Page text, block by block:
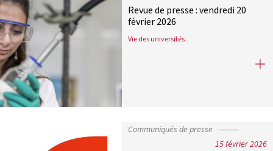
Revue de presse : vendredi 20
février 2026
Vie des universités
Revue de presse : vendredi 20
Communiqués de presse
15 février 2026